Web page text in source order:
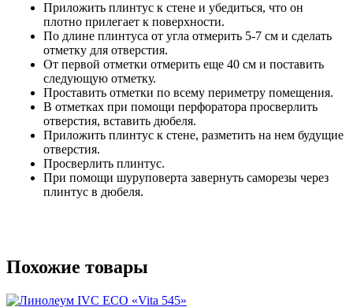
Приложить плинтус к стене и убедиться, что он
плотно прилегает к поверхности.
По длине плинтуса от угла отмерить 5-7 см и сделать
отметку для отверстия.
От первой отметки отмерить еще 40 см и поставить
следующую отметку.
Проставить отметки по всему периметру помещения.
В отметках при помощи перфоратора просверлить
отверстия, вставить дюбеля.
Приложить плинтус к стене, разметить на нем будущие
отверстия.
Просверлить плинтус.
При помощи шуруповерта завернуть саморезы через
плинтус в дюбеля.
Похожие товары